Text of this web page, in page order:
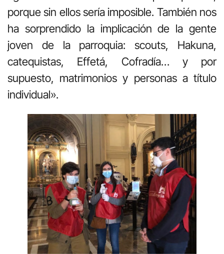
porque sin ellos sería imposible. También nos
ha sorprendido la implicación de la gente
joven de la parroquia: scouts, Hakuna,
catequistas, Effetá, Cofradía… y por
supuesto, matrimonios y personas a título
individual».